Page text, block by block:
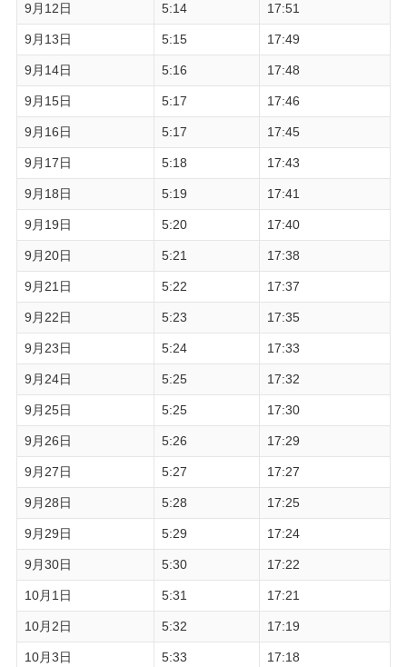
9月12日 5:14 17:51
9月13日 5:15 17:49
9月14日 5:16 17:48
9月15日 5:17 17:46
9月16日 5:17 17:45
9月17日 5:18 17:43
9月18日 5:19 17:41
9月19日 5:20 17:40
9月20日 5:21 17:38
9月21日 5:22 17:37
9月22日 5:23 17:35
9月23日 5:24 17:33
9月24日 5:25 17:32
9月25日 5:25 17:30
9月26日 5:26 17:29
9月27日 5:27 17:27
9月28日 5:28 17:25
9月29日 5:29 17:24
9月30日 5:30 17:22
10月1日 5:31 17:21
10月2日 5:32 17:19
10月3日 5:33 17:18